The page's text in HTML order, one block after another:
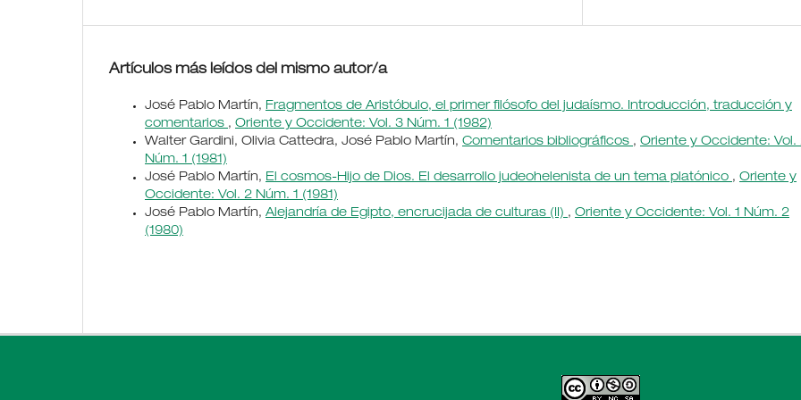
Artículos más leídos del mismo autor/a
José Pablo Martín, Fragmentos de Aristóbulo, el primer filósofo del judaísmo. Introducción, traducción y
comentarios , Oriente y Occidente: Vol. 3 Núm. 1 (1982)
Walter Gardini, Olivia Cattedra, José Pablo Martín, Comentarios bibliográficos , Oriente y Occidente: Vol.
Núm. 1 (1981)
José Pablo Martín, El cosmos-Hijo de Dios. El desarrollo judeohelenista de un tema platónico , Oriente y
Occidente: Vol. 2 Núm. 1 (1981)
José Pablo Martín, Alejandría de Egipto, encrucijada de culturas (II) , Oriente y Occidente: Vol. 1 Núm. 2
(1980)